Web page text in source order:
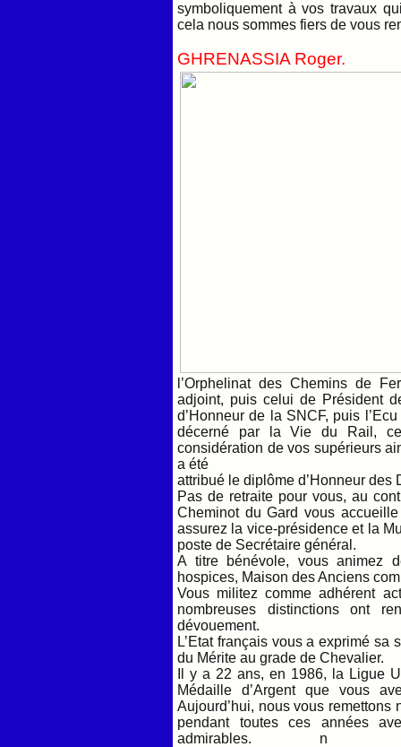
symboliquement à vos travaux
cela nous sommes fiers de vous
GHRENASSIA Roger.
l’Orphelinat des Chemins de
adjoint, puis celui de Président
d’Honneur de la SNCF, puis
décerné par la Vie du Rail,
considération de vos supérieurs
a été
attribué le diplôme d’Honneur
Pas de retraite pour vous, au
Cheminot du Gard vous
assurez la vice-présidence et la
poste de Secrétaire général.
A titre bénévole, vous animez
hospices, Maison des Anciens
Vous militez comme adhérent
nombreuses distinctions ont
dévouement.
L’Etat français vous a exprimé sa
du Mérite au grade de Chevalier.
Il y a 22 ans, en 1986, la Ligue
Médaille d’Argent que vous
Aujourd’hui, nous vous remettons
pendant toutes ces années
admirables. n